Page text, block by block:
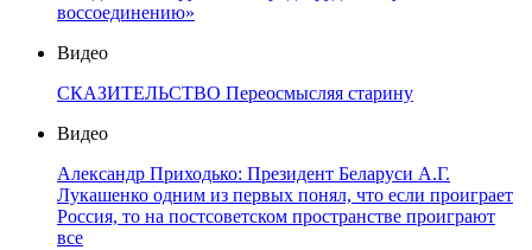
воссоединению»
Видео
СКАЗИТЕЛЬСТВО Переосмысляя старину
Видео
Александр Приходько: Президент Беларуси А.Г.
Лукашенко одним из первых понял, что если проиграет
Россия, то на постсоветском пространстве проиграют
все